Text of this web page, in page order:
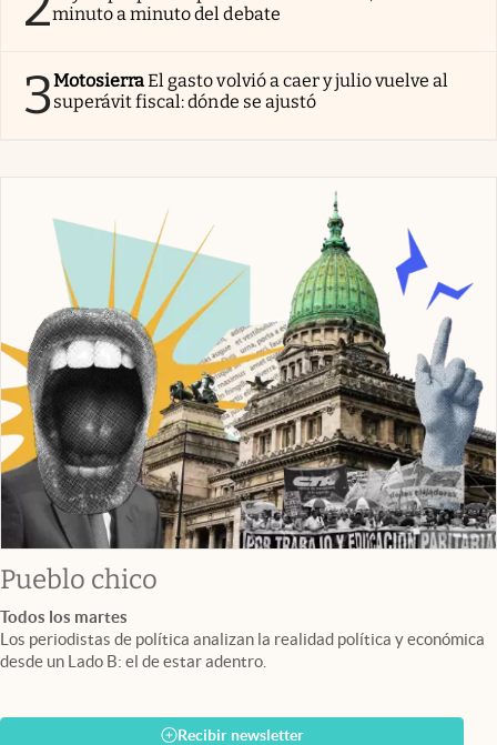
minuto a minuto del debate
3MotosierraEl gasto volvió a caer y julio vuelve al
superávit fiscal: dónde se ajustó
Pueblo chico
Todos los martes
Los periodistas de política analizan la realidad política y económica
desde un Lado B: el de estar adentro.
Recibir newsletter